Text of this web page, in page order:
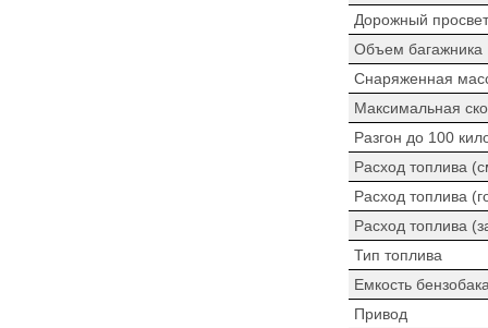
Дорожный просвет
Объем багажника
Снаряженная
Максимальная
Разгон до 100
Расход топлива
Расход топлива
Расход топлива
Тип топлива
Емкость
Привод